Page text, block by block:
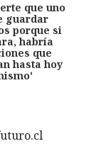
que uno
guardar
porque si
habría
que
hasta hoy